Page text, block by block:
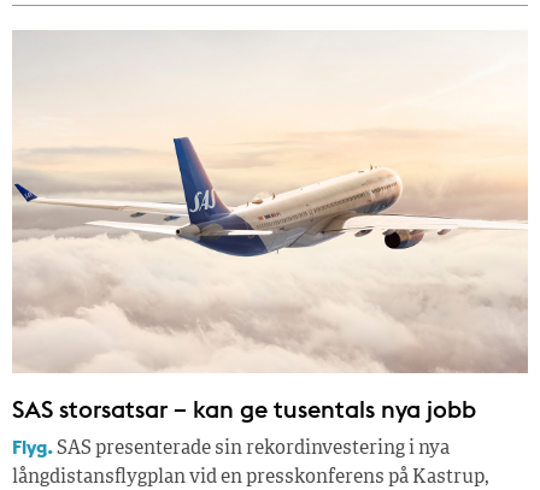
SAS storsatsar – kan ge tusentals nya jobb
Flyg.SAS presenterade sin rekordinvestering i nya
långdistansflygplan vid en presskonferens på Kastrup,